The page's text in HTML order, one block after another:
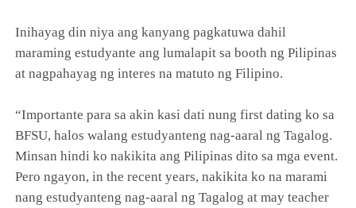
Inihayag din niya ang kanyang pagkatuwa dahil
maraming estudyante ang lumalapit sa booth ng Pilipinas
at nagpahayag ng interes na matuto ng Filipino.
“Importante para sa akin kasi dati nung first dating ko sa
BFSU, halos walang estudyanteng nag-aaral ng Tagalog.
Minsan hindi ko nakikita ang Pilipinas dito sa mga event.
Pero ngayon, in the recent years, nakikita ko na marami
nang estudyanteng nag-aaral ng Tagalog at may teacher